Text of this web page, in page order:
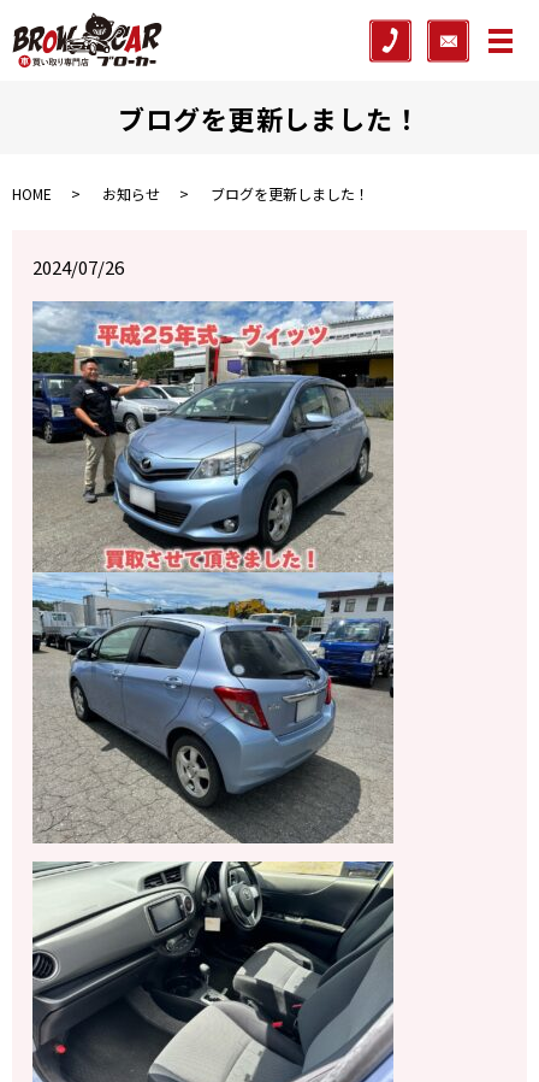
メ
ブログを更新しました！
HOME お知らせ ブログを更新しました！
2024/07/26